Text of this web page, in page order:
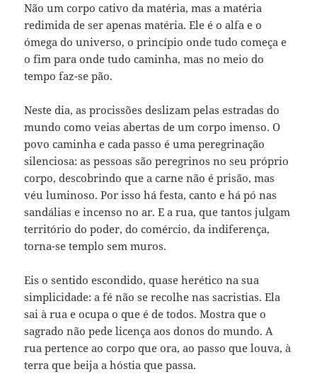
Não um corpo cativo da matéria, mas a matéria
redimida de ser apenas matéria. Ele é o alfa e o
ómega do universo, o princípio onde tudo começa e
o fim para onde tudo caminha, mas no meio do
tempo faz-se pão.
Neste dia, as procissões deslizam pelas estradas do
mundo como veias abertas de um corpo imenso. O
povo caminha e cada passo é uma peregrinação
silenciosa: as pessoas são peregrinos no seu próprio
corpo, descobrindo que a carne não é prisão, mas
véu luminoso. Por isso há festa, canto e há pó nas
sandálias e incenso no ar. E a rua, que tantos julgam
território do poder, do comércio, da indiferença,
torna-se templo sem muros.
Eis o sentido escondido, quase herético na sua
simplicidade: a fé não se recolhe nas sacristias. Ela
sai à rua e ocupa o que é de todos. Mostra que o
sagrado não pede licença aos donos do mundo. A
rua pertence ao corpo que ora, ao passo que louva, à
terra que beija a hóstia que passa.